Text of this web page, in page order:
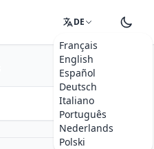
DE
Français
English
Español
Deutsch
Italiano
Português
Nederlands
Polski